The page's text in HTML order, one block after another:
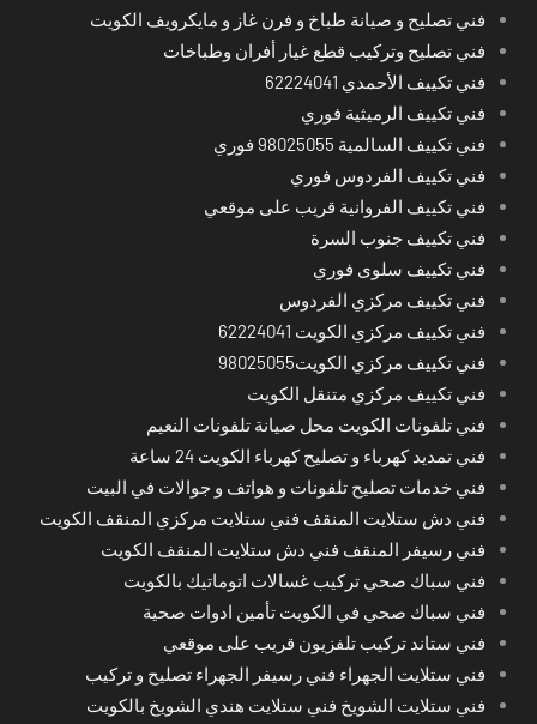
فني تصليح و صيانة طباخ و فرن غاز و مايكرويف الكويت
فني تصليح وتركيب قطع غيار أفران وطباخات
فني تكييف الأحمدي 62224041
فني تكييف الرميثية فوري
فني تكييف السالمية 98025055 فوري
فني تكييف الفردوس فوري
فني تكييف الفروانية قريب على موقعي
فني تكييف جنوب السرة
فني تكييف سلوى فوري
فني تكييف مركزي الفردوس
فني تكييف مركزي الكويت 62224041
فني تكييف مركزي الكويت98025055
فني تكييف مركزي متنقل الكويت
فني تلفونات الكويت محل صيانة تلفونات النعيم
فني تمديد كهرباء و تصليح كهرباء الكويت 24 ساعة
فني خدمات تصليح تلفونات و هواتف و جوالات في البيت
فني دش ستلايت المنقف فني ستلايت مركزي المنقف الكويت
فني رسيفر المنقف فني دش ستلايت المنقف الكويت
فني سباك صحي تركيب غسالات اتوماتيك بالكويت
فني سباك صحي في الكويت تأمين ادوات صحية
فني ستاند تركيب تلفزيون قريب على موقعي
فني ستلايت الجهراء فني رسيفر الجهراء تصليح و تركيب
فني ستلايت الشويخ فني ستلايت هندي الشويخ بالكويت